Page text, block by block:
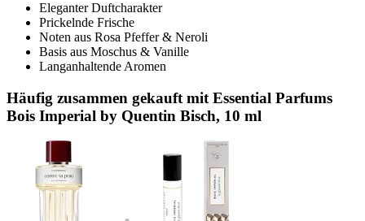
Eleganter Duftcharakter
Prickelnde Frische
Noten aus Rosa Pfeffer & Neroli
Basis aus Moschus & Vanille
Langanhaltende Aromen
Häufig zusammen gekauft mit Essential Parfums
Bois Imperial by Quentin Bisch, 10 ml